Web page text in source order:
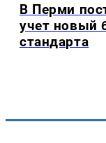
В Перми
учет новый
стандарта